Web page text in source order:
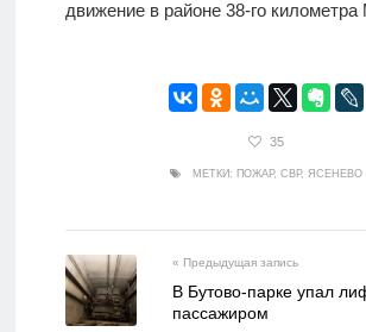
движение в районе 38-го
35
МЕТКИ: ПОЖАР, СВР, ЯСЕНЕВО
« Предыдущая запись
В Бутово-парке упал
пассажиром